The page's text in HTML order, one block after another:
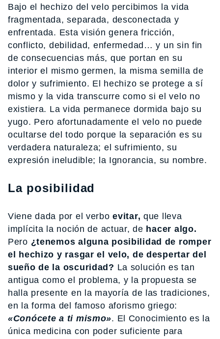
Bajo el hechizo del velo percibimos la vida
fragmentada, separada, desconectada y
enfrentada. Esta visión genera fricción,
conflicto, debilidad, enfermedad… y un sin fin
de consecuencias más, que portan en su
interior el mismo germen, la misma semilla de
dolor y sufrimiento. El hechizo se protege a sí
mismo y la vida transcurre como si el velo no
existiera. La vida permanece dormida bajo su
yugo. Pero afortunadamente el velo no puede
ocultarse del todo porque la separación es su
verdadera naturaleza; el sufrimiento, su
expresión ineludible; la Ignorancia, su nombre.
La posibilidad
Viene dada por el verboevitar, que lleva
implícita la noción de actuar, de hacer algo.
Pero ¿tenemos alguna posibilidad de romper
el hechizo y rasgar el velo, de despertar del
sueño de la oscuridad? La solución es tan
antigua como el problema, y la propuesta se
halla presente en la mayoría de las tradiciones,
en la forma del famoso aforismo griego:
«Conócete a ti mismo». El Conocimiento es la
única medicina con poder suficiente para